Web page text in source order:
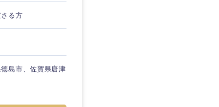
る方
島市、佐賀県唐津